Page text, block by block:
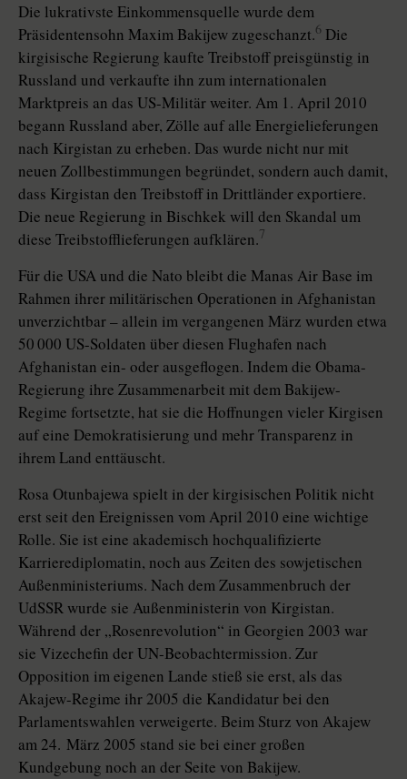
Die lukrativste Einkommensquelle wurde dem
Präsidentensohn Maxim Bakijew zugeschanzt.6 Die
kirgisische Regierung kaufte Treibstoff preisgünstig in
Russland und verkaufte ihn zum internationalen
Marktpreis an das US-Militär weiter. Am 1. April 2010
begann Russland aber, Zölle auf alle Energielieferungen
nach Kirgistan zu erheben. Das wurde nicht nur mit
neuen Zollbestimmungen begründet, sondern auch damit,
dass Kirgistan den Treibstoff in Drittländer exportiere.
Die neue Regierung in Bischkek will den Skandal um
diese Treibstofflieferungen aufklären.7
Für die USA und die Nato bleibt die Manas Air Base im
Rahmen ihrer militärischen Operationen in Afghanistan
unverzichtbar – allein im vergangenen März wurden etwa
50 000 US-Soldaten über diesen Flughafen nach
Afghanistan ein- oder ausgeflogen. Indem die Obama-
Regierung ihre Zusammenarbeit mit dem Bakijew-
Regime fortsetzte, hat sie die Hoffnungen vieler Kirgisen
auf eine Demokratisierung und mehr Transparenz in
ihrem Land enttäuscht.
Rosa Otunbajewa spielt in der kirgisischen Politik nicht
erst seit den Ereignissen vom April 2010 eine wichtige
Rolle. Sie ist eine akademisch hochqualifizierte
Karrierediplomatin, noch aus Zeiten des sowjetischen
Außenministeriums. Nach dem Zusammenbruch der
UdSSR wurde sie Außenministerin von Kirgistan.
Während der „Rosenrevolution“ in Georgien 2003 war
sie Vizechefin der UN-Beobachtermission. Zur
Opposition im eigenen Lande stieß sie erst, als das
Akajew-Regime ihr 2005 die Kandidatur bei den
Parlamentswahlen verweigerte. Beim Sturz von Akajew
am 24. März 2005 stand sie bei einer großen
Kundgebung noch an der Seite von Bakijew.